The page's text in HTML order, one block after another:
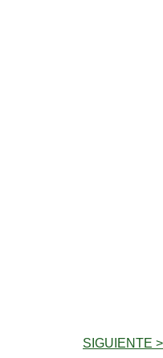
SIGUIENTE >